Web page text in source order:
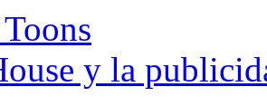
y la